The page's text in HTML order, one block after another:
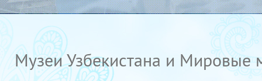
Музеи Узбекистана и Мировые